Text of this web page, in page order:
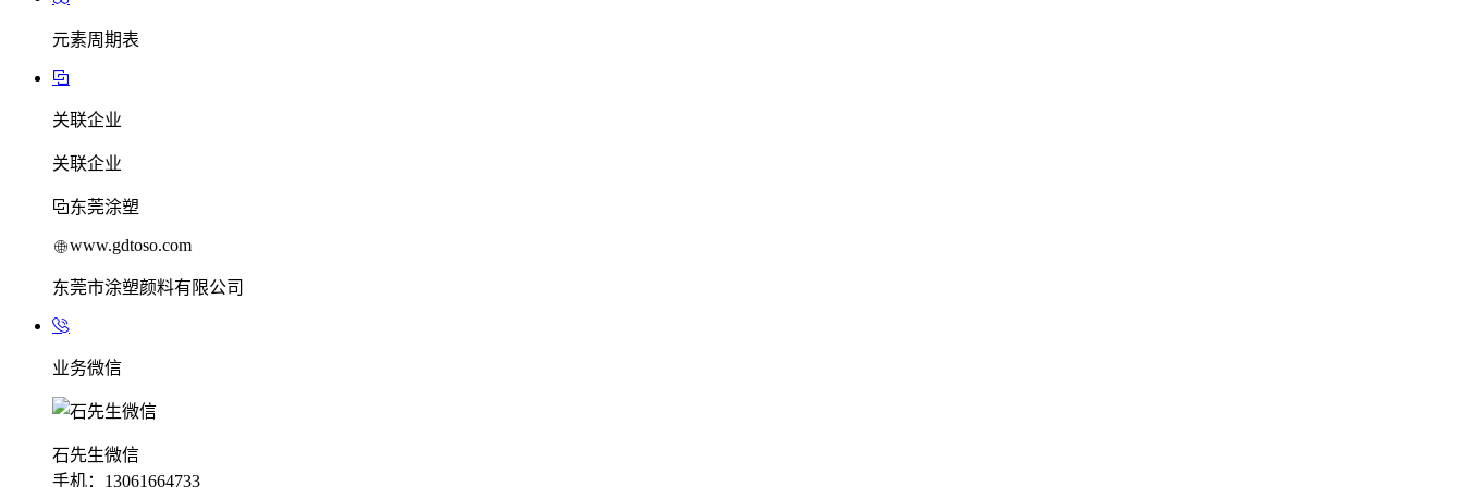
元素周期表
关联企业
关联企业
东莞涂塑
www.gdtoso.com
东莞市涂塑颜料有限公司
业务微信
石先生微信
手机：13061664733